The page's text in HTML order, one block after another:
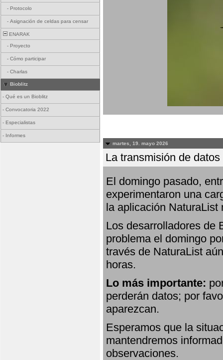
- Protocolo
- Asignación de celdas para censar
ENARAK
- Proyecto
- Cómo participar
- Charlas
Bioblitz
- Qué es un Bioblitz
- Convocatoria 2022
- Especialistas
- Informes
martes, 19. mayo 2026
La transmisión de
El domingo pasado,
experimentaron una
la aplicación NaturaList
Los desarrolladores de
problema el domingo
través de NaturaList
horas.
Lo más importante:
perderán datos; por
aparezcan.
Esperamos que la
mantendremos
observaciones.